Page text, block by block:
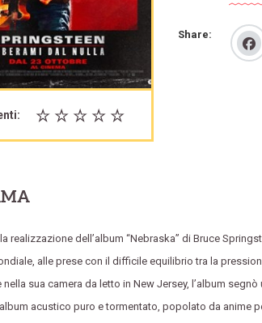
Share:
realizzazione dell’album “Nebraska” di Bruce
alle prese con il difficile equilibrio tra la
sua camera da letto in New Jersey, l’album
acustico puro e tormentato, popolato da anime